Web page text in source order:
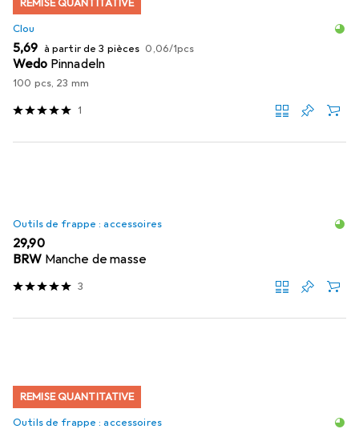
REMISE QUANTITATIVE
Clou
EUR
5,69 à partir de 3 pièces EUR
0,06/1pcs
Wedo Pinnadeln
100 pcs, 23 mm
1
Outils de frappe : accessoires
EUR
29,90
BRW Manche de masse
3
REMISE QUANTITATIVE
Outils de frappe : accessoires